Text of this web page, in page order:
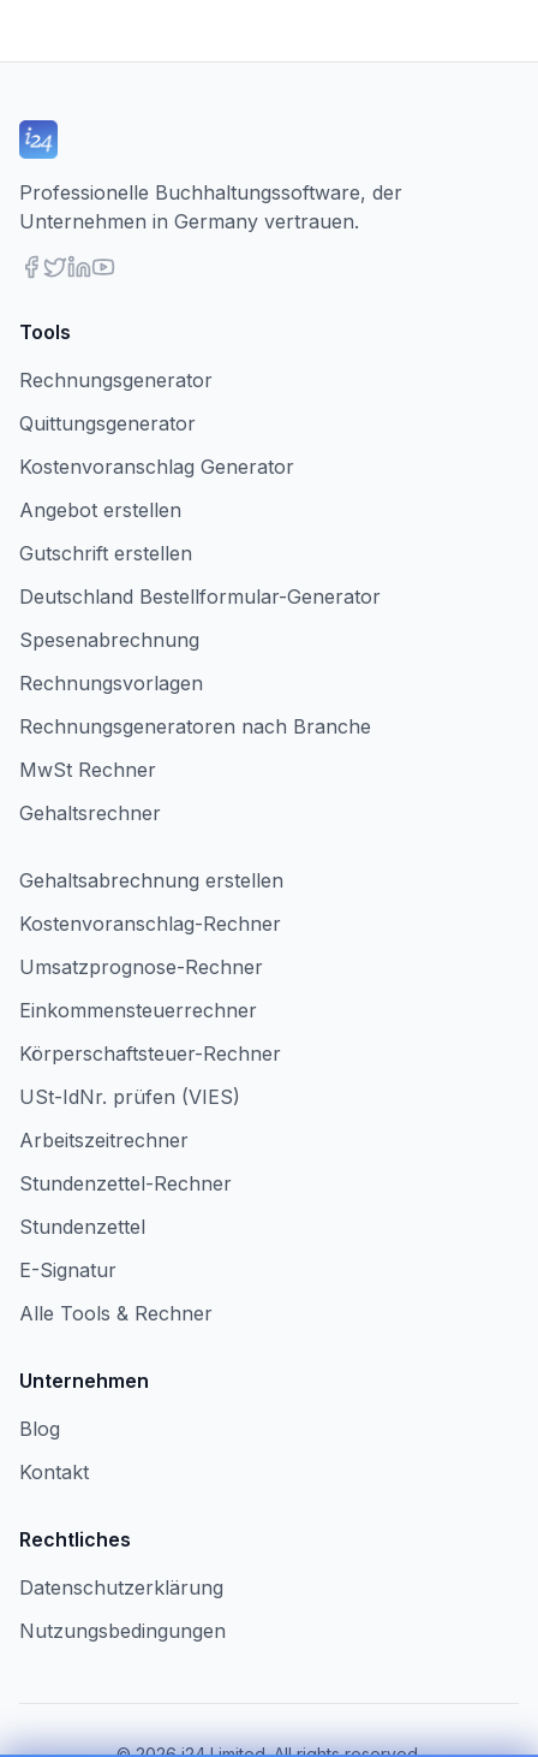
Professionelle Buchhaltungssoftware, der
Unternehmen in Germany vertrauen.
Tools
Rechnungsgenerator
Quittungsgenerator
Kostenvoranschlag Generator
Angebot erstellen
Gutschrift erstellen
Deutschland Bestellformular-Generator
Spesenabrechnung
Rechnungsvorlagen
Rechnungsgeneratoren nach Branche
MwSt Rechner
Gehaltsrechner
Gehaltsabrechnung erstellen
Kostenvoranschlag-Rechner
Umsatzprognose-Rechner
Einkommensteuerrechner
Körperschaftsteuer-Rechner
USt-IdNr. prüfen (VIES)
Arbeitszeitrechner
Stundenzettel-Rechner
Stundenzettel
E-Signatur
Alle Tools & Rechner
Unternehmen
Blog
Kontakt
Rechtliches
Datenschutzerklärung
Nutzungsbedingungen